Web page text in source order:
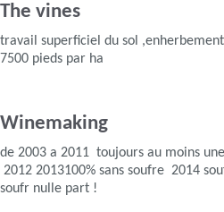
The vines
travail superficiel du sol
7500 pieds par ha
Winemaking
de 2003 a 2011 toujours au moins
2012 2013100% sans soufre 2014
soufr nulle part !